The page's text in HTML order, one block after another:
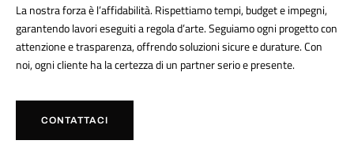
La nostra forza è l’affidabilità. Rispettiamo tempi, budget e impegni,
garantendo lavori eseguiti a regola d’arte. Seguiamo ogni progetto con
attenzione e trasparenza, offrendo soluzioni sicure e durature. Con
noi, ogni cliente ha la certezza di un partner serio e presente.
CONTATTACI